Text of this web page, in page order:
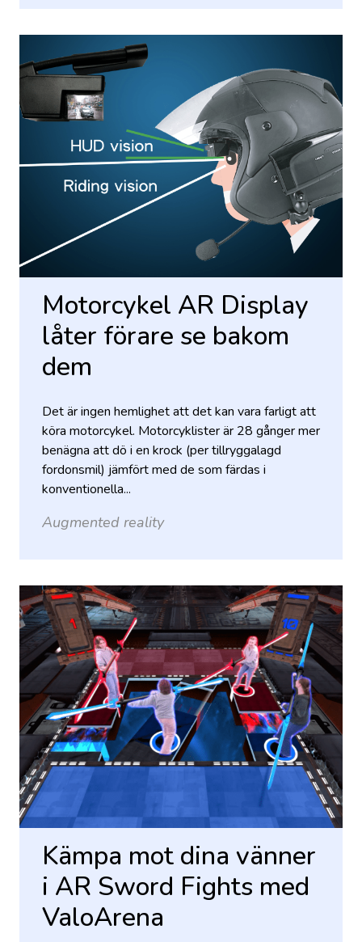
Motorcykel AR Display
låter förare se bakom
dem
Det är ingen hemlighet att det kan vara farligt att
köra motorcykel. Motorcyklister är 28 gånger mer
benägna att dö i en krock (per tillryggalagd
fordonsmil) jämfört med de som färdas i
konventionella...
Augmented reality
Kämpa mot dina vänner
i AR Sword Fights med
ValoArena